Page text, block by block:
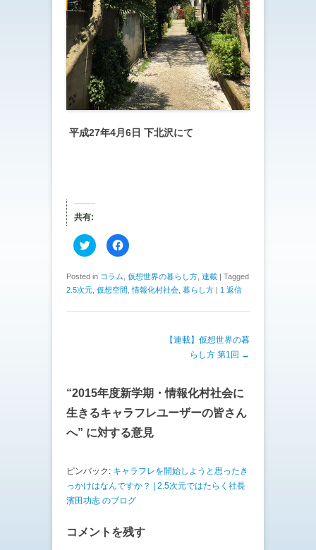
平成27年4月6日 下北沢にて
共有:
ク
リ
し
て
T
i
新
し
ウ
ィ
ン
ド
き
ま
す
)
F
a
b
o
o
で
ッ
ク
て
く
だ
さ
し
い
ウ
ィ
ン
で
開
Posted in コラム 仮想世界の暮らし方 連載 | Tagged
2.5次元 仮想空間 ,情報化村社会 暮らし方 | 1 返信
【連載】仮想世界の暮
らし方 第1回 →
“2015年度新学期・情報化村社会に
生きるキャラフレユーザーの皆さん
へ” に対する意見
ピンバック: キャラフレを開始しようと思ったき
っかけはなんですか？ | 2.5次元ではたらく社長
濱田功志 のブログ
コメントを残す